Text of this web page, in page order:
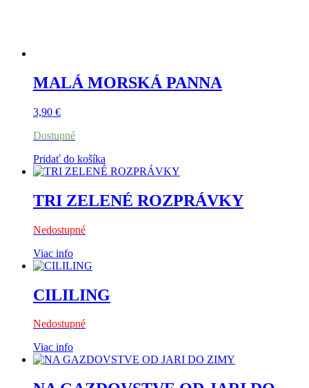
MALÁ MORSKÁ PANNA
3,90 €
Dostupné
Pridať do košíka
TRI ZELENÉ ROZPRÁVKY
Nedostupné
Viac info
CILILING
Nedostupné
Viac info